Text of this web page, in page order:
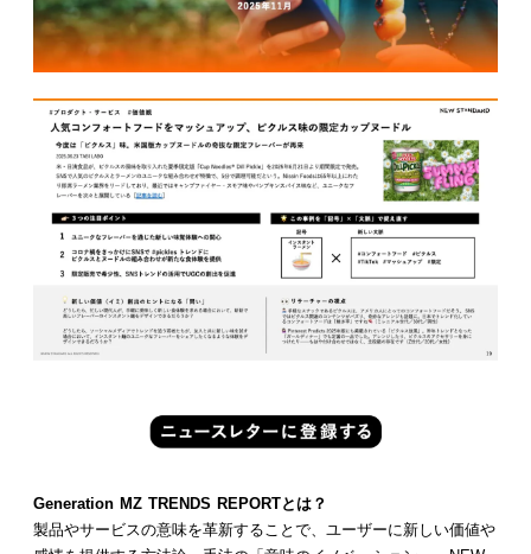
Generation MZ TRENDS REPORTとは？
製品やサービスの意味を革新することで、ユーザーに新しい価値や